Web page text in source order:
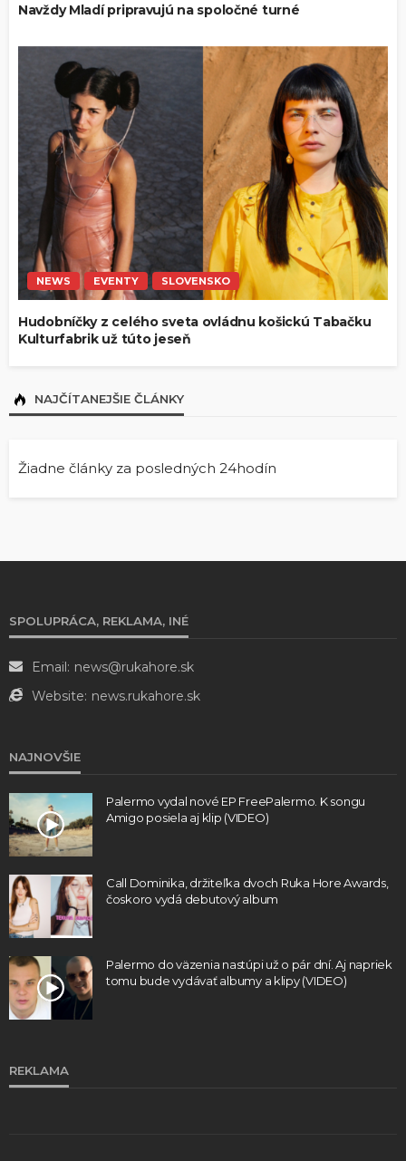
Navždy Mladí pripravujú na spoločné turné
NEWS EVENTY SLOVENSKO
Hudobníčky z celého sveta ovládnu košickú Tabačku
Kulturfabrik už túto jeseň
NAJČÍTANEJŠIE ČLÁNKY
Žiadne články za posledných 24hodín
SPOLUPRÁCA, REKLAMA, INÉ
Email: news@rukahore.sk
Website: news.rukahore.sk
NAJNOVŠIE
Palermo vydal nové EP FreePalermo. K songu
Amigo posiela aj klip (VIDEO)
Call Dominika, držiteľka dvoch Ruka Hore Awards,
čoskoro vydá debutový album
Palermo do väzenia nastúpi už o pár dní. Aj napriek
tomu bude vydávať albumy a klipy (VIDEO)
REKLAMA